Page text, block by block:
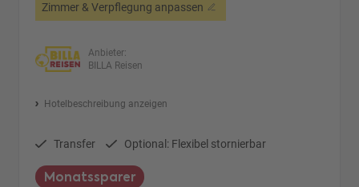
Zimmer & Verpflegung anpassen
Anbieter:
BILLA Reisen
Hotelbeschreibung anzeigen
Transfer Optional: Flexibel stornierbar
Monatssparer